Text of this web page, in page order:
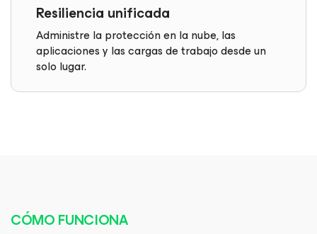
Resiliencia unificada
Administre la protección en la nube, las
aplicaciones y las cargas de trabajo desde un
solo lugar.
CÓMO FUNCIONA